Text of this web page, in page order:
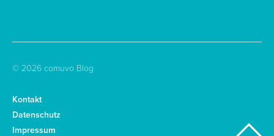
© 2026 comuvo Blog
Kontakt
Datenschutz
Impressum